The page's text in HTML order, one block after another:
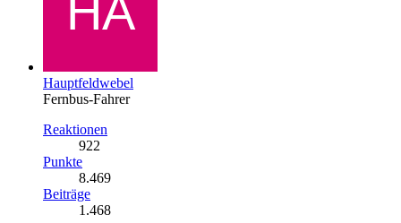
Hauptfeldwebel
Fernbus-Fahrer
Reaktionen
922
Punkte
8.469
Beiträge
1.468